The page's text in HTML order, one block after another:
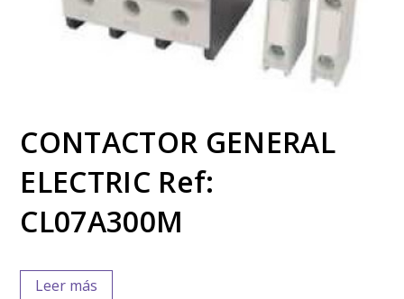
CONTACTOR GENERAL
ELECTRIC Ref:
CL07A300M
Leer más